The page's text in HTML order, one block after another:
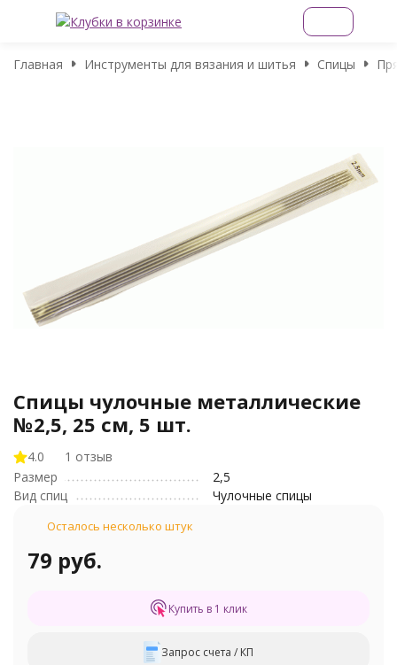
Главная Инструменты для вязания и шитья Спицы
Спицы чулочные металлические
№2,5, 25 см, 5 шт.
4.0
1 отзыв
Размер
2,5
Вид спиц
Чулочные спицы
Осталось несколько штук
79 руб.
Купить в 1 клик
Запрос счета / КП